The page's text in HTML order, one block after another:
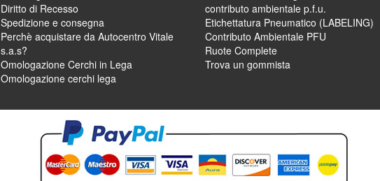
Diritto di Recesso
Spedizione e consegna
Perchè acquistare da Autocentro Vitale
s.a.s?
Omologazione Cerchi in Lega
Omologazione cerchi lega
contributo ambientale p.f.u.
Etichettatura Pneumatico (LABELING)
Contributo Ambientale PFU
Ruote Complete
Trova un gommista